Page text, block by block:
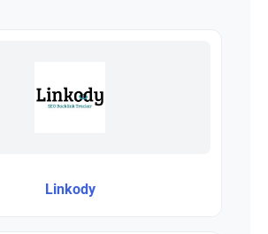
Linkody